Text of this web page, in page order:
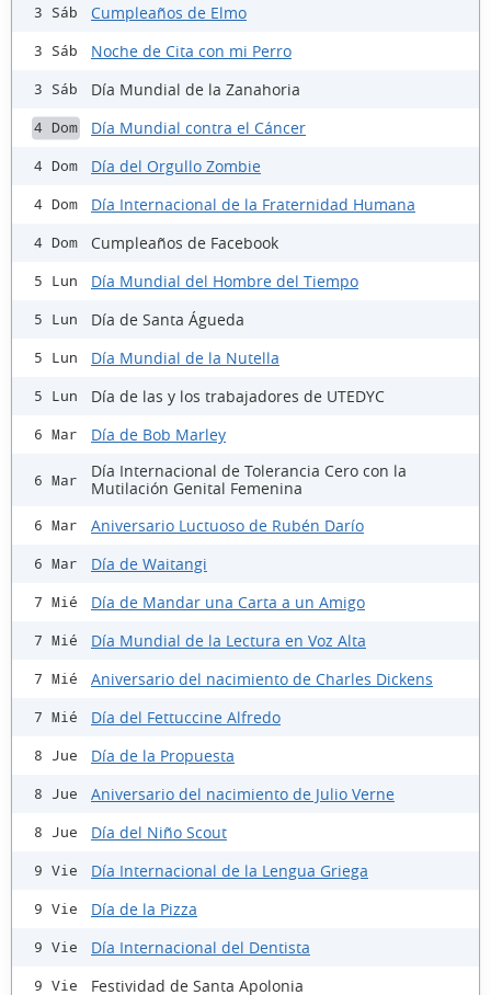
3 Sáb Cumpleaños de Elmo
3 Sáb Noche de Cita con mi Perro
3 Sáb Día Mundial de la Zanahoria
4 Dom Día Mundial contra el Cáncer
4 Dom Día del Orgullo Zombie
4 Dom Día Internacional de la Fraternidad Humana
4 Dom Cumpleaños de Facebook
5 Lun Día Mundial del Hombre del Tiempo
5 Lun Día de Santa Águeda
5 Lun Día Mundial de la Nutella
5 Lun Día de las y los trabajadores de UTEDYC
6 Mar Día de Bob Marley
6 Mar
Día Internacional de Tolerancia Cero con la
Mutilación Genital Femenina
6 Mar Aniversario Luctuoso de Rubén Darío
6 Mar Día de Waitangi
7 Mié Día de Mandar una Carta a un Amigo
7 Mié Día Mundial de la Lectura en Voz Alta
7 Mié Aniversario del nacimiento de Charles Dickens
7 Mié Día del Fettuccine Alfredo
8 Jue Día de la Propuesta
8 Jue Aniversario del nacimiento de Julio Verne
8 Jue Día del Niño Scout
9 Vie Día Internacional de la Lengua Griega
9 Vie Día de la Pizza
9 Vie Día Internacional del Dentista
9 Vie Festividad de Santa Apolonia